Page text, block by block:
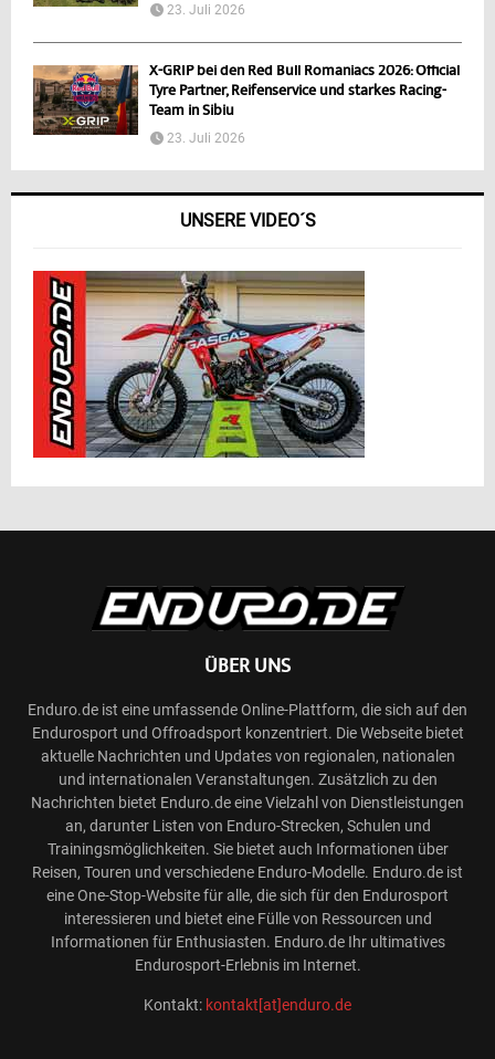
23. Juli 2026
X-GRIP bei den Red Bull Romaniacs 2026: Official
Tyre Partner, Reifenservice und starkes Racing-
Team in Sibiu
23. Juli 2026
UNSERE VIDEO´S
ÜBER UNS
Enduro.de ist eine umfassende Online-Plattform, die sich auf den
Endurosport und Offroadsport konzentriert. Die Webseite bietet
aktuelle Nachrichten und Updates von regionalen, nationalen
und internationalen Veranstaltungen. Zusätzlich zu den
Nachrichten bietet Enduro.de eine Vielzahl von Dienstleistungen
an, darunter Listen von Enduro-Strecken, Schulen und
Trainingsmöglichkeiten. Sie bietet auch Informationen über
Reisen, Touren und verschiedene Enduro-Modelle. Enduro.de ist
eine One-Stop-Website für alle, die sich für den Endurosport
interessieren und bietet eine Fülle von Ressourcen und
Informationen für Enthusiasten. Enduro.de Ihr ultimatives
Endurosport-Erlebnis im Internet.
Kontakt: kontakt[at]enduro.de